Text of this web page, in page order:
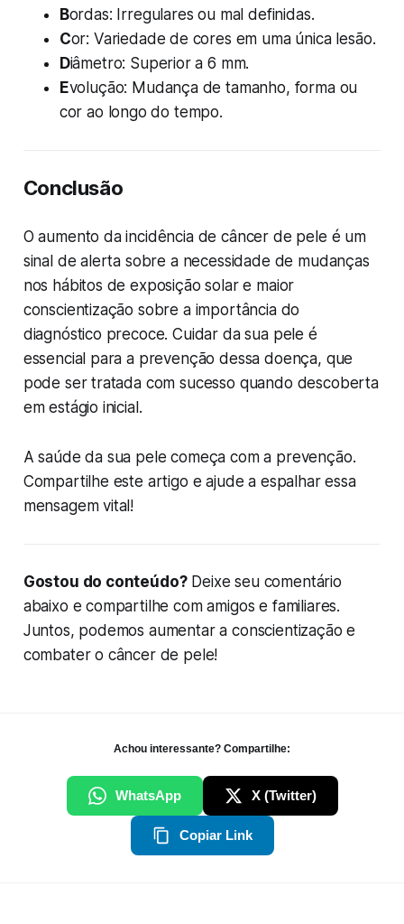
Bordas: Irregulares ou mal definidas.
Cor: Variedade de cores em uma única lesão.
Diâmetro: Superior a 6 mm.
Evolução: Mudança de tamanho, forma ou
cor ao longo do tempo.
Conclusão
O aumento da incidência de câncer de pele é um
sinal de alerta sobre a necessidade de mudanças
nos hábitos de exposição solar e maior
conscientização sobre a importância do
diagnóstico precoce. Cuidar da sua pele é
essencial para a prevenção dessa doença, que
pode ser tratada com sucesso quando descoberta
em estágio inicial.
A saúde da sua pele começa com a prevenção.
Compartilhe este artigo e ajude a espalhar essa
mensagem vital!
Gostou do conteúdo?Deixe seu comentário
abaixo e compartilhe com amigos e familiares.
Juntos, podemos aumentar a conscientização e
combater o câncer de pele!
Achou interessante? Compartilhe:
WhatsApp X (Twitter)
Copiar Link